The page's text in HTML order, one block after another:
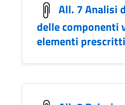
All. 7 Analisi
delle componenti
elementi